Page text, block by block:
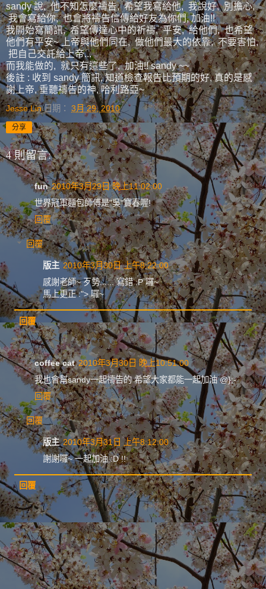
sandy 說, 他不知怎麼禱告, 希望我寫給他, 我說好, 別擔心,
我會寫給你, 也會將禱告信傳給好友為你們, 加油!!
我開始寫簡訊, 希望傳達心中的祈禱, 平安, 給他們, 也希望
他們有平安~ 上帝與他們同在, 做他們最大的依靠, 不要害怕,
把自己交託給上帝...
而我能做的, 就只有這些了, 加油!! sandy ~~
後註 : 收到 sandy 簡訊, 知道檢查報告比預期的好, 真的是感
謝上帝, 垂聽禱告的神, 哈利路亞~
Jesse Lin 日期： 3月 29, 2010
分享
4 則留言:
fun 2010年3月29日 晚上11:02:00
世界冠軍麵包師傅是"吳"寶春喔!
回覆
回覆
版主 2010年3月30日 上午8:22:00
感謝老師~ 歹勢...... 寫錯 :P 囉~
馬上更正 :"> 囉~
回覆
coffee cat 2010年3月30日 晚上10:51:00
我也會幫sandy一起禱告的 希望大家都能一起加油 @};-
回覆
回覆
版主 2010年3月31日 上午8:12:00
謝謝囉~ 一起加油 :D !!
回覆